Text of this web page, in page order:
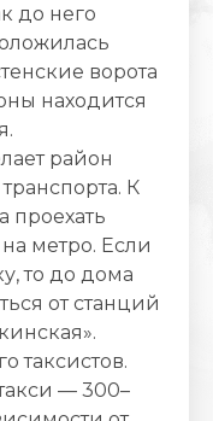
до него
ворота
находится
район
К
проехать
метро. Если
то до дома
от станций
таксистов.
— 300–